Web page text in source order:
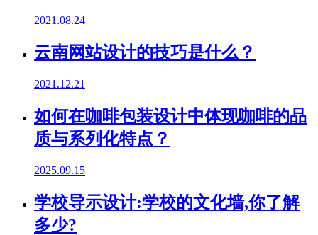
2021.08.24
云南网站设计的技巧是什么？
2021.12.21
如何在咖啡包装设计中体现咖啡的品
质与系列化特点？
2025.09.15
学校导示设计:学校的文化墙,你了解
多少?